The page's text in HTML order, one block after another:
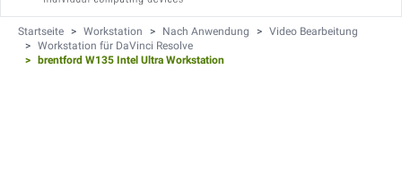
Startseite > Workstation > Nach Anwendung > Video Bearbeitung
> Workstation für DaVinci Resolve
>
brentford W135 Intel Ultra Workstation